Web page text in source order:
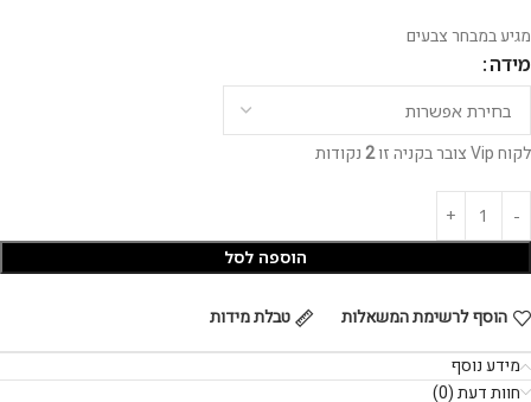
מגיע במבחר צבעים
מידה
לקוח Vip צובר בקניה זו 2נקודות
הוספה לסל
הוסף לרשימת המשאלות
טבלת מידות
מידע נוסף
חוות דעת (0)